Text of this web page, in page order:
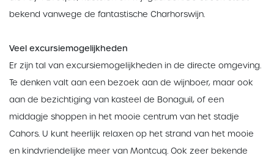
bekend vanwege de fantastische Charhorswijn.
Veel excursiemogelijkheden
Er zijn tal van excursiemogelijkheden in de directe omgeving.
Te denken valt aan een bezoek aan de wijnboer, maar ook
aan de bezichtiging van kasteel de Bonaguil, of een
middagje shoppen in het mooie centrum van het stadje
Cahors. U kunt heerlijk relaxen op het strand van het mooie
en kindvriendelijke meer van Montcuq. Ook zeer bekende